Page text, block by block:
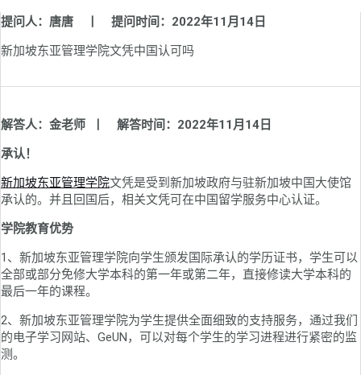
提问人：唐唐 丨 提问时间：2022年11月14日
新加坡东亚管理学院文凭中国认可吗
解答人：金老师 丨 解答时间：2022年11月14日
承认！
新加坡东亚管理学院文凭是受到新加坡政府与驻新加坡中国大使馆
承认的。并且回国后，相关文凭可在中国留学服务中心认证。
学院教育优势
1、新加坡东亚管理学院向学生颁发国际承认的学历证书，学生可以
全部或部分免修大学本科的第一年或第二年，直接修读大学本科的
最后一年的课程。
2、新加坡东亚管理学院为学生提供全面细致的支持服务，通过我们
的电子学习网站、GeUN，可以对每个学生的学习进程进行紧密的监
测。